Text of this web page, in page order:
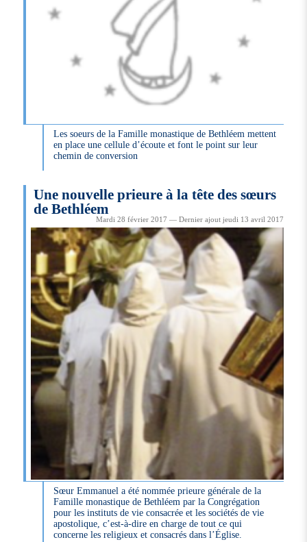
Les soeurs de la Famille monastique de Bethléem mettent
en place une cellule d’écoute et font le point sur leur
chemin de conversion
Une nouvelle prieure à la tête des sœurs
de Bethléem
Mardi 28 février 2017 — Dernier ajout jeudi 13 avril 2017
Sœur Emmanuel a été nommée prieure générale de la
Famille monastique de Bethléem par la Congrégation
pour les instituts de vie consacrée et les sociétés de vie
apostolique, c’est-à-dire en charge de tout ce qui
concerne les religieux et consacrés dans l’Église.